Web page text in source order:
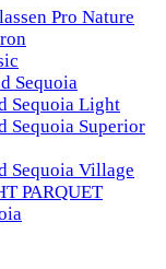
Pro Nature
Sequoia
Sequoia Light
Sequoia Superior
Sequoia Village
PARQUET